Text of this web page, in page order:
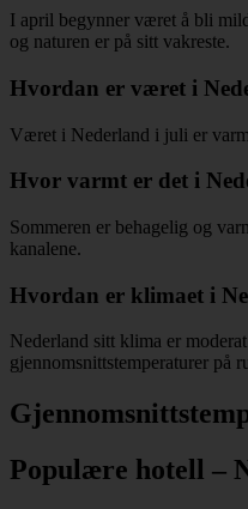
I april begynner været å bli
og naturen er på sitt vakreste.
Hvordan er været i
Været i Nederland i juli er
Hvor varmt er det i
Sommeren er behagelig og
kanalene.
Hvordan er klimaet i
Nederland sitt klima er
gjennomsnittstemperaturer på
Populære hotell –